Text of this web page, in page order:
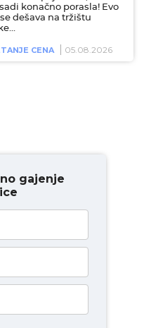
konačno porasla! Evo
dešava na tržištu
CENA 05.08.2026
gajenje